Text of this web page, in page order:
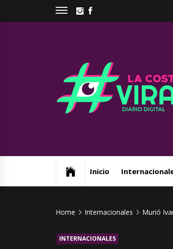
INSTAGRAM
Inicio
Home Internacionales Murió
INTERNACIONALES